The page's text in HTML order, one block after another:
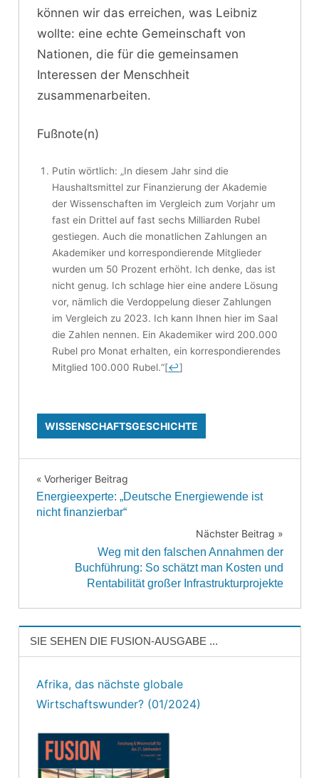
können wir das erreichen, was Leibniz
wollte: eine echte Gemeinschaft von
Nationen, die für die gemeinsamen
Interessen der Menschheit
zusammenarbeiten.
Fußnote(n)
Putin wörtlich: „In diesem Jahr sind die
Haushaltsmittel zur Finanzierung der Akademie
der Wissenschaften im Vergleich zum Vorjahr um
fast ein Drittel auf fast sechs Milliarden Rubel
gestiegen. Auch die monatlichen Zahlungen an
Akademiker und korrespondierende Mitglieder
wurden um 50 Prozent erhöht. Ich denke, das ist
nicht genug. Ich schlage hier eine andere Lösung
vor, nämlich die Verdoppelung dieser Zahlungen
im Vergleich zu 2023. Ich kann Ihnen hier im Saal
die Zahlen nennen. Ein Akademiker wird 200.000
Rubel pro Monat erhalten, ein korrespondierendes
Mitglied 100.000 Rubel.“[↩]
WISSENSCHAFTSGESCHICHTE
Beitragsnavigation
Vorheriger Beitrag
Energieexperte: „Deutsche Energiewende ist
nicht finanzierbar“
Nächster Beitrag
Weg mit den falschen Annahmen der
Buchführung: So schätzt man Kosten und
Rentabilität großer Infrastrukturprojekte
SIE SEHEN DIE FUSION-AUSGABE ...
Afrika, das nächste globale
Wirtschaftswunder? (01/2024)